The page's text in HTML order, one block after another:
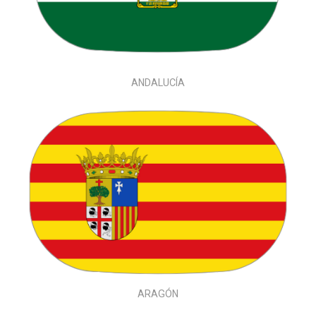
ANDALUCÍA
ARAGÓN